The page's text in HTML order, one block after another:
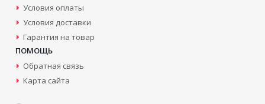
Условия оплаты
Условия доставки
Гарантия на товар
ПОМОЩЬ
Обратная связь
Карта сайта